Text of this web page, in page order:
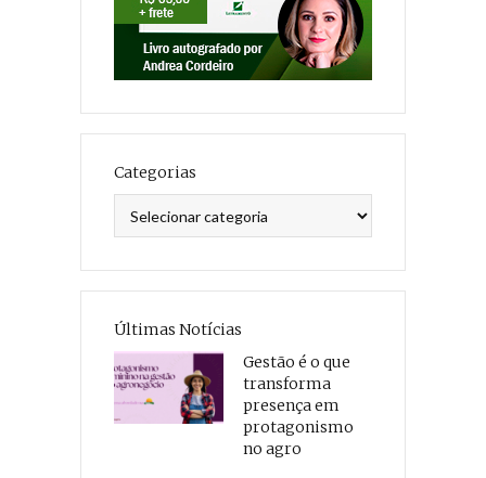
Categorias
Últimas Notícias
Gestão é o que
transforma
presença em
protagonismo
no agro